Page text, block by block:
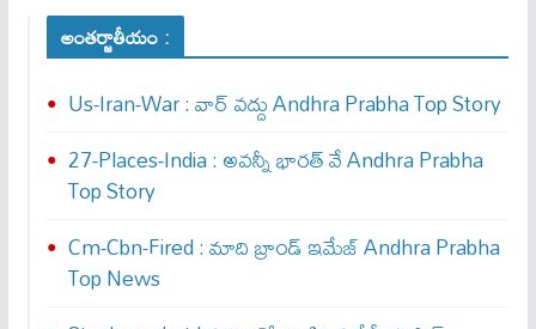
అంతర్జాతీయం :
Us-Iran-War : వార్ వ‌ద్దు Andhra Prabha Top Story
27-Places-India : అవ‌న్నీ భార‌త్ వే Andhra Prabha
Top Story
Cm-Cbn-Fired : మాది బ్రాండ్ ఇమేజ్ Andhra Prabha
Top News